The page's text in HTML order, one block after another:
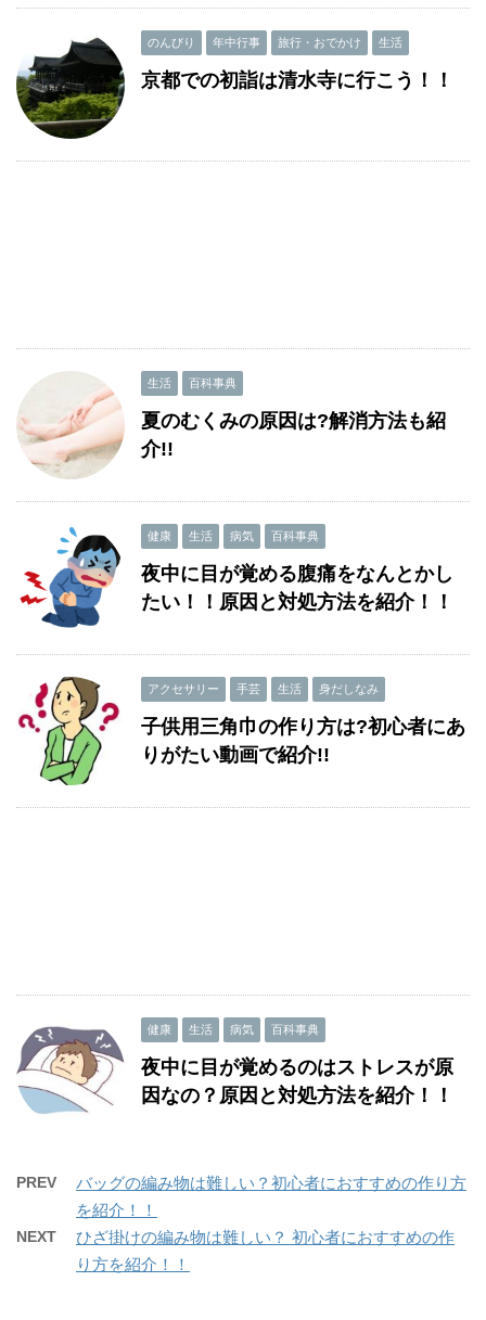
のんびり 年中行事 旅行・おでかけ 生活
京都での初詣は清水寺に行こう！！
生活 百科事典
夏のむくみの原因は?解消方法も紹
介!!
健康 生活 病気 百科事典
夜中に目が覚める腹痛をなんとかし
たい！！原因と対処方法を紹介！！
アクセサリー 手芸 生活 身だしなみ
子供用三角巾の作り方は?初心者にあ
りがたい動画で紹介!!
健康 生活 病気 百科事典
夜中に目が覚めるのはストレスが原
因なの？原因と対処方法を紹介！！
PREV
バッグの編み物は難しい？初心者におすすめの作り方
を紹介！！
NEXT
ひざ掛けの編み物は難しい？ 初心者におすすめの作
り方を紹介！！